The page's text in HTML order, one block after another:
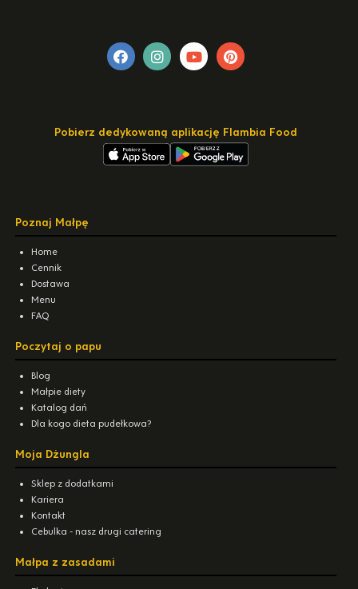
Pobierz dedykowaną aplikację Flambia Food
Poznaj Małpę
Home
Cennik
Dostawa
Menu
FAQ
Poczytaj o papu
Blog
Małpie diety
Katalog dań
Dla kogo dieta pudełkowa?
Moja Dżungla
Sklep z dodatkami
Kariera
Kontakt
Cebulka - nasz drugi catering
Małpa z zasadami